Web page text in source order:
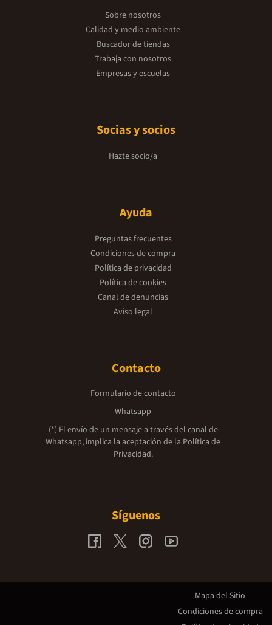
Sobre nosotros
Calidad y medio ambiente
Buscador de tiendas
Trabaja con nosotros
Empresas y escuelas
Socias y socios
Hazte socio/a
Ayuda
Preguntas frecuentes
Condiciones de compra
Política de privacidad
Política de cookies
Canal de denuncias
Aviso legal
Contacto
Formulario de contacto
Whatsapp
(*) El envío de un mensaje a través del canal de
Whatsapp, implica la aceptación de la Política de
Privacidad.
Síguenos
Mapa del Sitio
Condiciones de compra